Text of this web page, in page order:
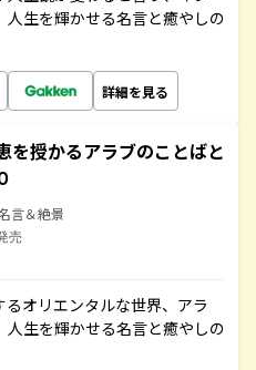
人生を輝かせる名言と癒やしの
詳細を見る
を授かるアラブのことばと
言＆絶景
売
オリエンタルな世界、アラ
生を輝かせる名言と癒やしの